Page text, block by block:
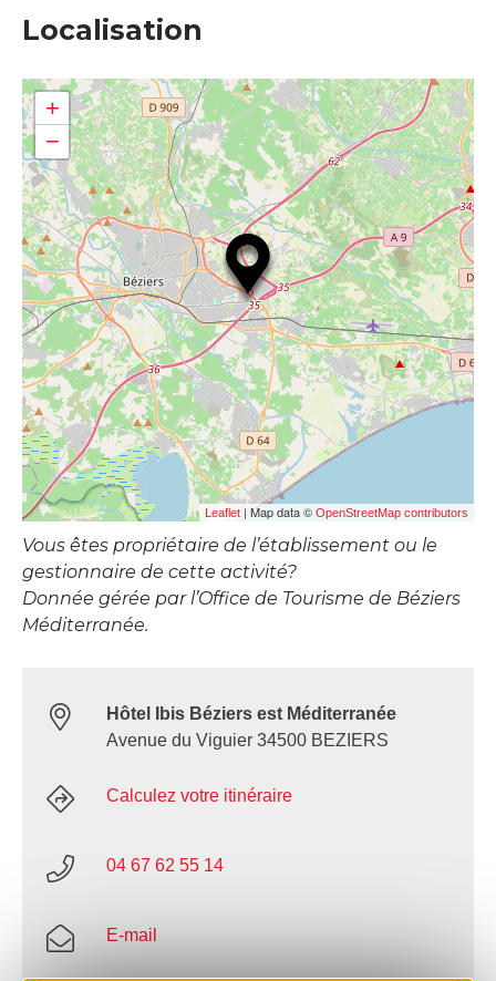
Localisation
+
−
Leaflet | Map data © OpenStreetMap contributors
Vous êtes propriétaire de l’établissement ou le
gestionnaire de cette activité?
Donnée gérée par l’Office de Tourisme de Béziers
Méditerranée.
Hôtel Ibis Béziers est Méditerranée
Avenue du Viguier 34500 BEZIERS
Calculez votre itinéraire
04 67 62 55 14
E-mail